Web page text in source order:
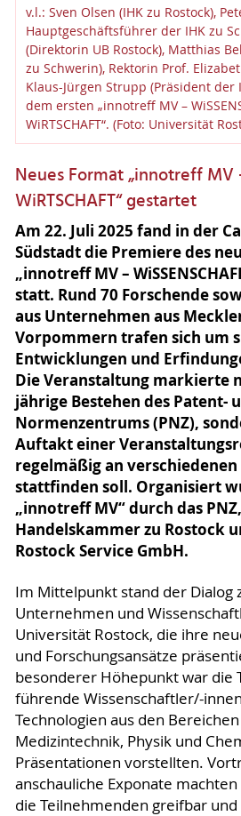
v.l.: Sven Olsen (IHK zu Rostock),
Hauptgeschäftsführer der IHK zu
(Direktorin UB Rostock), Matthias
zu Schwerin), Rektorin Prof.
Klaus-Jürgen Strupp (Präsident der
dem ersten „innotreff MV –
WiRTSCHAFT“. (Foto: Universität
Neues Format „innotreff MV
WiRTSCHAFT“ gestartet
Am 22. Juli 2025 fand in der
Südstadt die Premiere des
„innotreff MV –
statt. Rund 70 Forschende
aus Unternehmen aus
Vorpommern trafen sich um
Entwicklungen und
Die Veranstaltung markierte
jährige Bestehen des Patent-
Normenzentrums (PNZ),
Auftakt einer
regelmäßig an
stattfinden soll. Organisiert
„innotreff MV“ durch das
Handelskammer zu Rostock
Rostock Service GmbH.
Im Mittelpunkt stand der Dialog
Unternehmen und
Universität Rostock, die ihre
und Forschungsansätze
besonderer Höhepunkt war die
führende Wissenschaftler/-
Technologien aus den
Medizintechnik, Physik und
Präsentationen vorstellten.
anschauliche Exponate
die Teilnehmenden greifbar